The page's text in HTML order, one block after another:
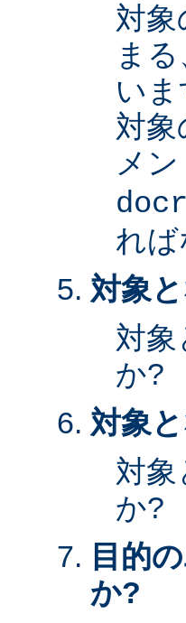
対象
ま
い
対
メ
れば
対象
対
か?
対象
対
か?
目的
か?